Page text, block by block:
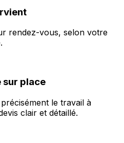
rendez-vous, selon votre
place
le travail à
clair et détaillé.